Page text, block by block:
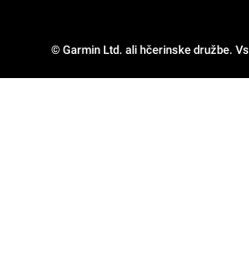
© Garmin Ltd. ali hčerinske družbe.